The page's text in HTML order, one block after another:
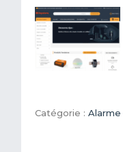
Catégorie :Alarme